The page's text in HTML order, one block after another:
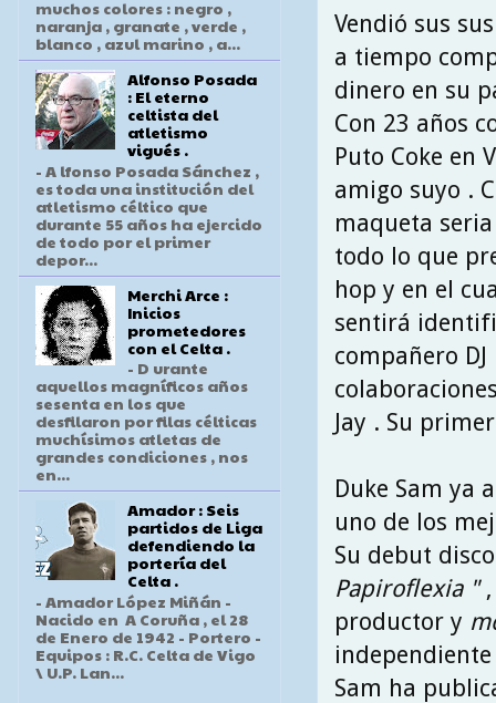
Vendió sus
a tiempo
dinero en su
Con 23 años
Puto Coke en
amigo suyo .
maqueta
todo lo que
hop y en el
sentirá
compañero
Jay . Su
Duke Sam ya
uno de los
Su debut
Papiroflexia ",
productor y
Sam ha
muchos colores : negro ,
naranja , granate , verde ,
blanco , azul marino , a...
Alfonso Posada
: El eterno
celtista del
atletismo
vigués .
- A lfonso Posada Sánchez ,
es toda una institución del
atletismo céltico que
durante 55 años ha ejercido
de todo por el primer
depor...
Merchi Arce :
Inicios
prometedores
con el Celta .
- D urante
aquellos magníficos años
sesenta en los que
desfilaron por filas célticas
muchísimos atletas de
grandes condiciones , nos
en...
Amador : Seis
partidos de Liga
defendiendo la
portería del
Celta .
- Amador López Miñán -
Nacido en A Coruña , el 28
de Enero de 1942 - Portero -
Equipos : R.C. Celta de Vigo
\ U.P. Lan...